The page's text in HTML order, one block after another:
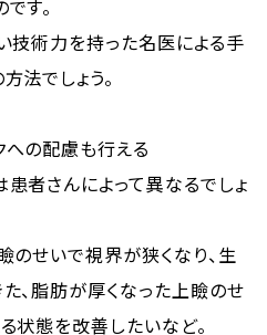
す。
技術力を持った名医による手
法でしょう。
の配慮も行える
者さんによって異なるでしょ
のせいで視界が狭くなり、生
、脂肪が厚くなった上瞼のせ
状態を改善したいなど。